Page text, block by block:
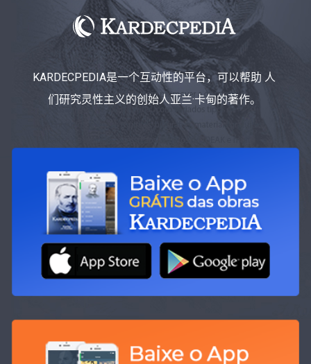
KARDECPEDIA是一个互动性的平台，可以帮助 人
们研究灵性主义的创始人亚兰·卡甸的著作。